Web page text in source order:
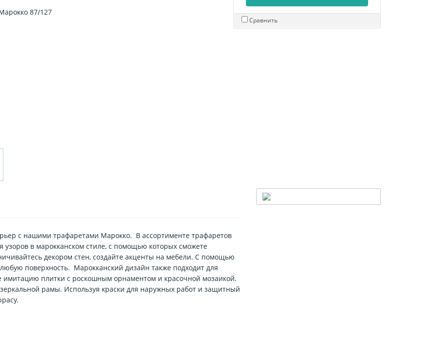
Сравнить
с нашими трафаретами Марокко. В ассортименте трафаретов
в марокканском стиле, с помощью которых сможете
декором стен, создайте акценты на мебели. С помощью
поверхность. Марокканский дизайн также подходит для
имитацию плитки с роскошным орнаментом и красочной мозаикой.
рамы. Используя краски для наружных работ и защитный